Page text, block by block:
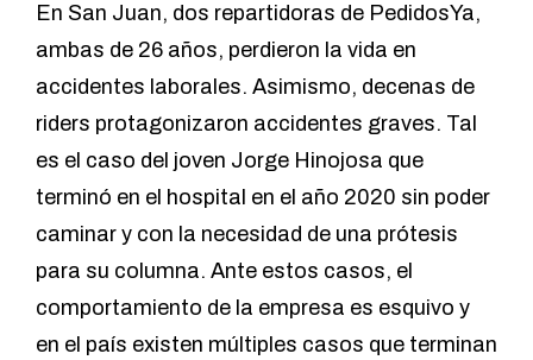
En San Juan, dos repartidoras de PedidosYa,
ambas de 26 años, perdieron la vida en
accidentes laborales. Asimismo, decenas de
riders protagonizaron accidentes graves. Tal
es el caso del joven Jorge Hinojosa que
terminó en el hospital en el año 2020 sin poder
caminar y con la necesidad de una prótesis
para su columna. Ante estos casos, el
comportamiento de la empresa es esquivo y
en el país existen múltiples casos que terminan